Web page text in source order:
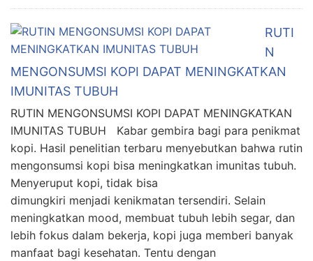
RUTI
N
MENGONSUMSI KOPI DAPAT MENINGKATKAN
IMUNITAS TUBUH
RUTIN MENGONSUMSI KOPI DAPAT MENINGKATKAN
IMUNITAS TUBUH Kabar gembira bagi para penikmat
kopi. Hasil penelitian terbaru menyebutkan bahwa rutin
mengonsumsi kopi bisa meningkatkan imunitas tubuh.
Menyeruput kopi, tidak bisa
dimungkiri menjadi kenikmatan tersendiri. Selain
meningkatkan mood, membuat tubuh lebih segar, dan
lebih fokus dalam bekerja, kopi juga memberi banyak
manfaat bagi kesehatan. Tentu dengan